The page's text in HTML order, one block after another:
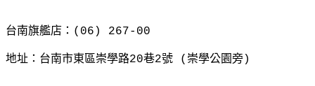
台南旗艦店： (06) 267-00
地址：台南市東區崇學路20巷2號 ( 崇學公園旁)